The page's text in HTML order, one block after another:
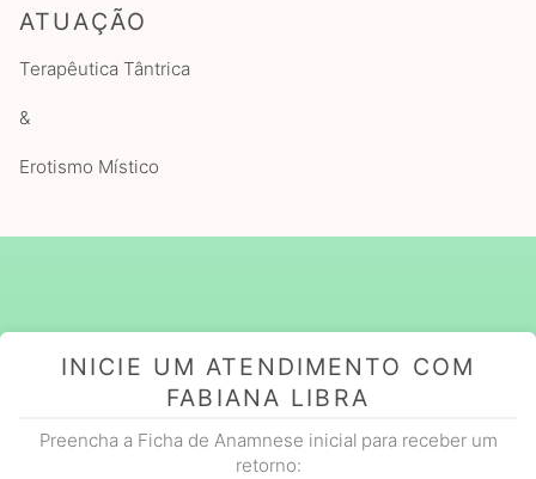
ATUAÇÃO
Terapêutica Tântrica
&
Erotismo Místico
INICIE UM ATENDIMENTO COM
FABIANA LIBRA
Preencha a Ficha de Anamnese inicial para receber um
retorno: